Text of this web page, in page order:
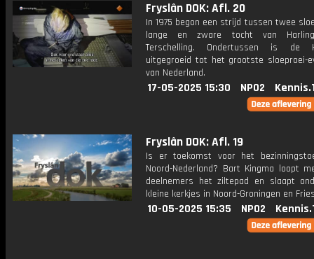
Fryslân DOK: Afl. 20
In 1975 begon een strijd tussen twee
lange en zware tocht van
Terschelling. Ondertussen is de
uitgegroeid tot het grootste sloeproei-
van Nederland.
17-05-2025 15:30 NPO2
Fryslân DOK: Afl. 19
Is er toekomst voor het
Noord-Nederland? Bart Kingma loopt
deelnemers het ziltepad en slaapt
kleine kerkjes in Noord-Groningen en
10-05-2025 15:35 NPO2